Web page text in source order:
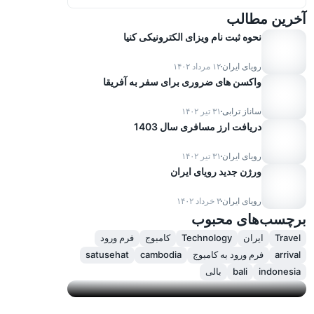
آخرین مطالب
نحوه ثبت نام ویزای الکترونیکی کنیا
رویای ایران۱۲ مرداد ۱۴۰۲
واکسن های ضروری برای سفر به آفریقا
ساناز ترابی۳۱ تیر ۱۴۰۲
دریافت ارز مسافری سال 1403
رویای ایران۳۱ تیر ۱۴۰۲
ورژن جدید رویای ایران
رویای ایران۳ خرداد ۱۴۰۲
برچسب‌های محبوب
Travel ایران Technology کامبوج
فرم ورود
arrival
فرم ورود به کامبوج cambodia
satusehat
indonesia
bali بالی
Advertisement
Duis leo. Donec orci lectus, aliquam ut,
faucibus non
Go now